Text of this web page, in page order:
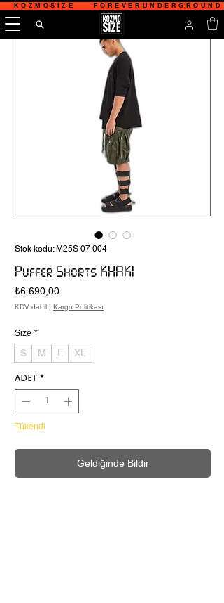
KOZMOSIZE    FOREVERUNDERGROUND
Stok kodu: M25S 07 004
Puffer Shorts KHAKI
₺6.690,00Fiyat
KDV dahil | Kargo Politikası
Size *
S M L XL
Adet *
Tükendi
Geldiğinde Bildir